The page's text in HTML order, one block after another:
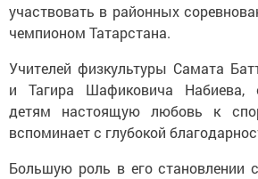
участвовать в районных
чемпионом Татарстана.
Учителей физкультуры Самата
и Тагира Шафиковича Набиева,
детям настоящую любовь к
вспоминает с глубокой
Большую роль в его становлении